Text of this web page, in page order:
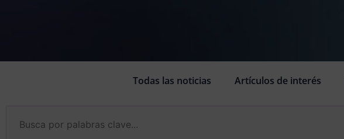
Todas las noticias Artículos de interés